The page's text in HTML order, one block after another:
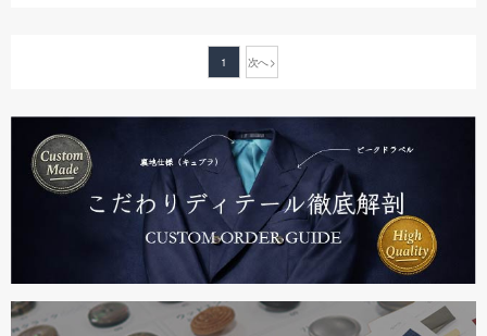
1 次へ >